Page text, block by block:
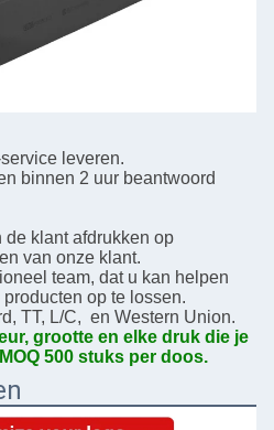
leveren.
binnen 2 uur beantwoord
klant afdrukken op
van onze klant.
team, dat u kan helpen
op te lossen.
TT, L/C,  en Western Union.
grootte en elke druk die je
500 stuks per doos.